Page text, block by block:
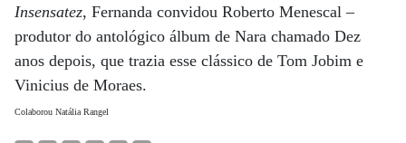
Insensatez, Fernanda convidou Roberto Menescal –
produtor do antológico álbum de Nara chamado Dez
anos depois, que trazia esse clássico de Tom Jobim e
Vinicius de Moraes.
Colaborou Natália Rangel